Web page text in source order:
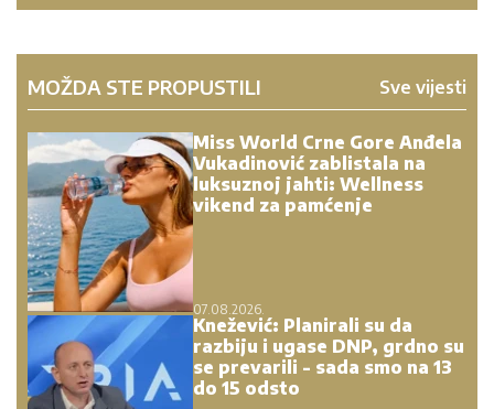
MOŽDA STE PROPUSTILI Sve vijesti
Miss World Crne Gore Anđela
Vukadinović zablistala na
luksuznoj jahti: Wellness
vikend za pamćenje
07.08.2026.
Knežević: Planirali su da
razbiju i ugase DNP, grdno su
se prevarili - sada smo na 13
do 15 odsto